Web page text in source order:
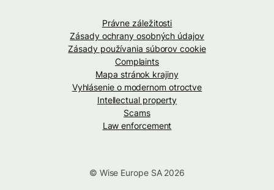
Právne záležitosti
Zásady ochrany osobných údajov
Zásady používania súborov cookie
Complaints
Mapa stránok krajiny
Vyhlásenie o modernom otroctve
Intellectual property
Scams
Law enforcement
© Wise Europe SA 2026